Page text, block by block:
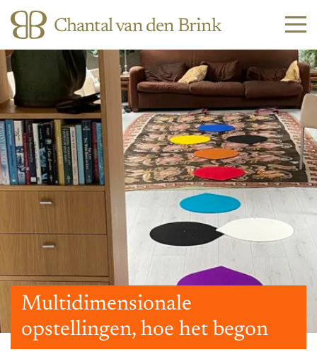
Chantal van den Brink
Multidimensionale
opstellingen, hoe het begon